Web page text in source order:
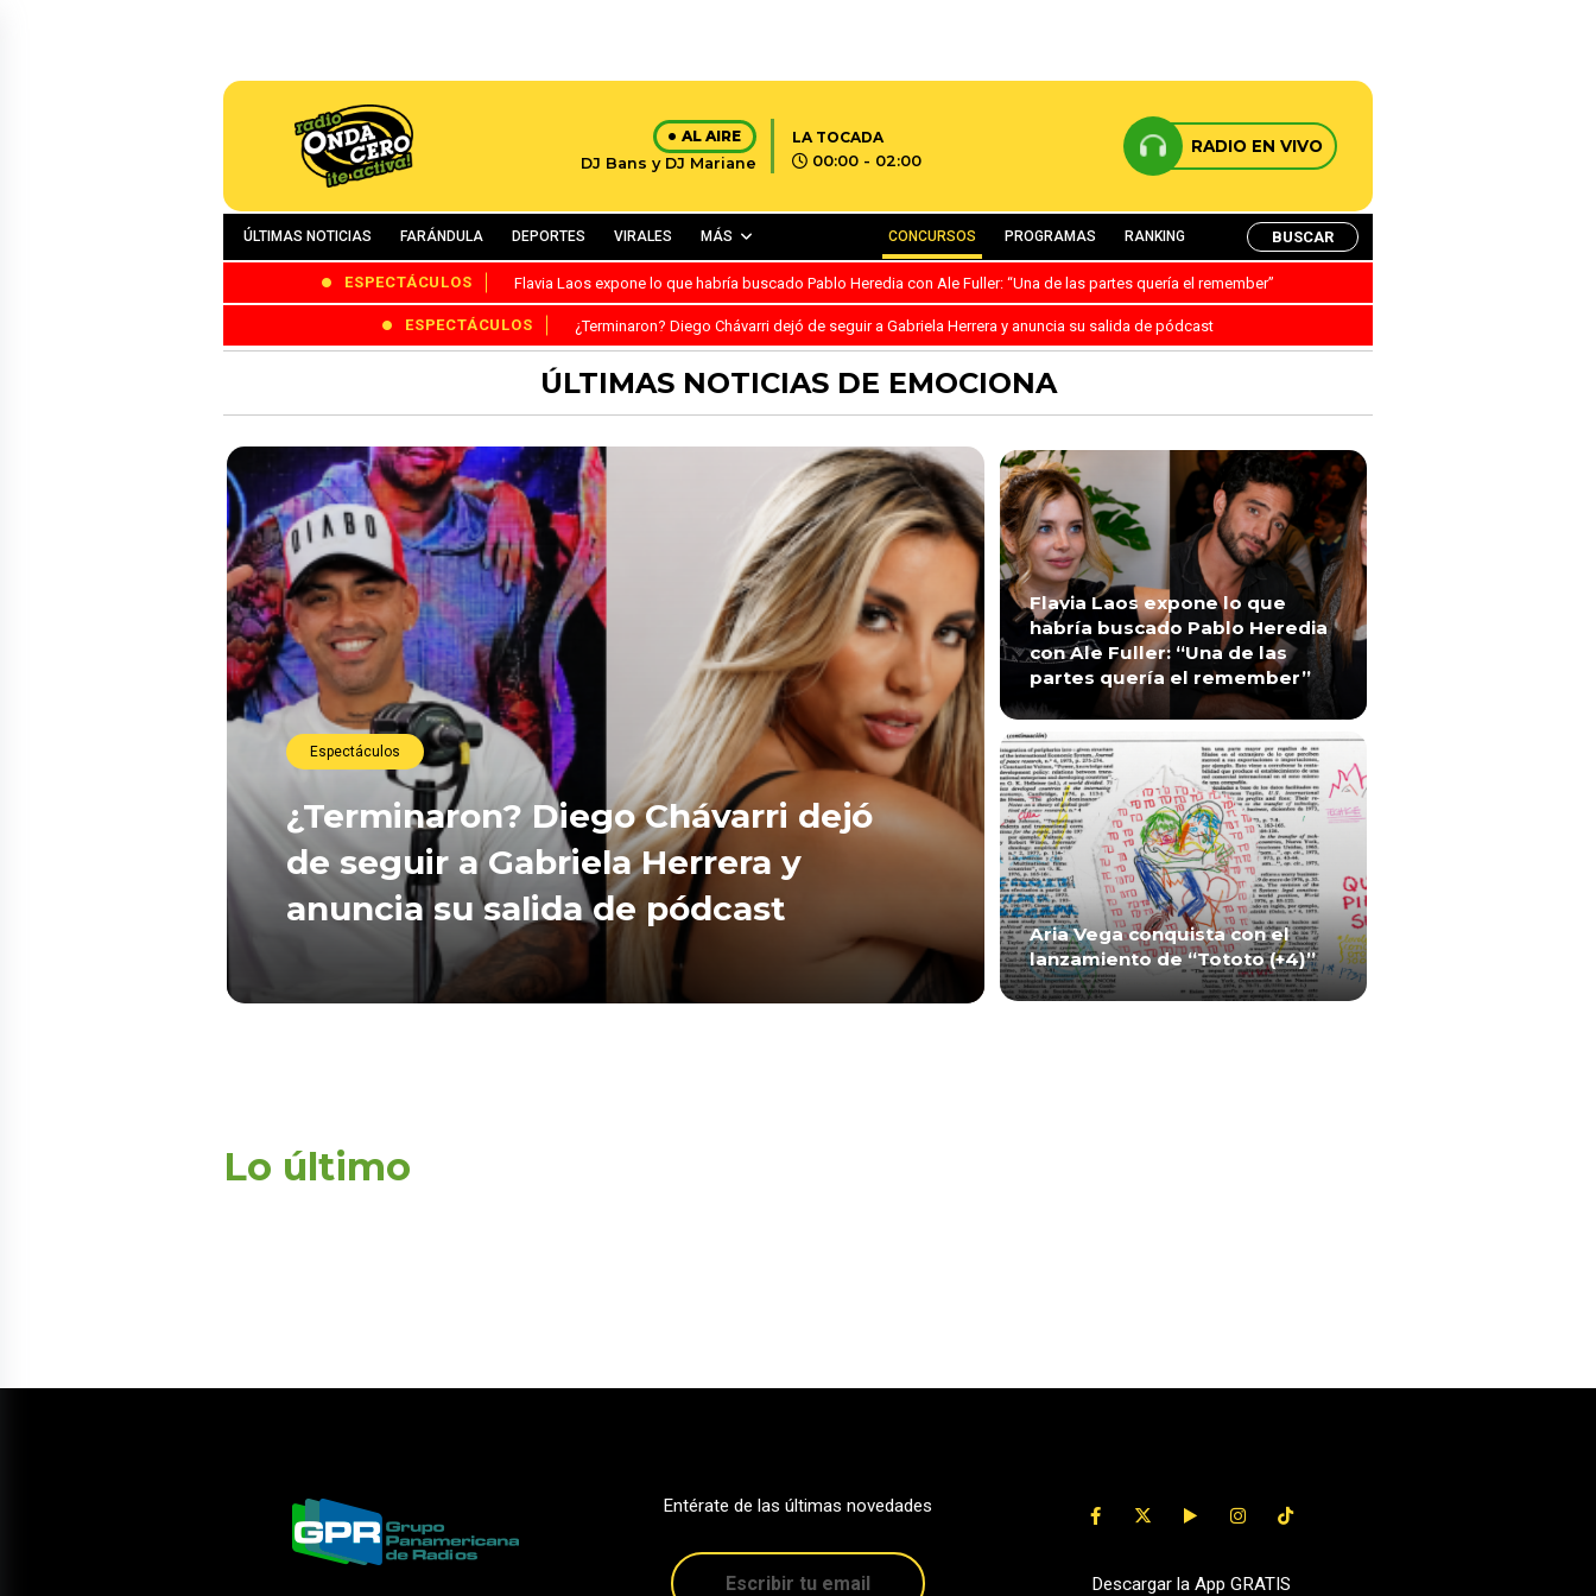
AL AIRE
DJ Bans y DJ Mariane
LA TOCADA
00:00 - 02:00
RADIO EN VIVO
ÚLTIMAS NOTICIAS FARÁNDULA DEPORTES VIRALES MÁS CONCURSOS PROGRAMAS RANKING BUSCAR
ESPECTÁCULOS Flavia Laos expone lo que habría buscado Pablo Heredia con Ale Fuller: “Una de las partes quería el remember”
ESPECTÁCULOS ¿Terminaron? Diego Chávarri dejó de seguir a Gabriela Herrera y anuncia su salida de pódcast
ÚLTIMAS NOTICIAS DE EMOCIONA
Espectáculos
¿Terminaron? Diego Chávarri dejó
de seguir a Gabriela Herrera y
anuncia su salida de pódcast
Flavia Laos expone lo que
habría buscado Pablo Heredia
con Ale Fuller: “Una de las
partes quería el remember”
Aria Vega conquista con el
lanzamiento de “Tototo (+4)”
Lo último
Entérate de las últimas novedades
Descargar la App GRATIS